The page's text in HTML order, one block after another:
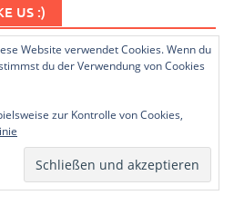
US :)
Website verwendet Cookies. Wenn du
du der Verwendung von Cookies
zur Kontrolle von Cookies,